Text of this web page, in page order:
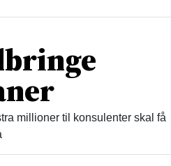
millioner til konsulenter skal få